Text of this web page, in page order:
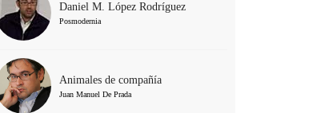
Daniel M. López Rodríguez
Posmodernia
Animales de compañía
Juan Manuel De Prada